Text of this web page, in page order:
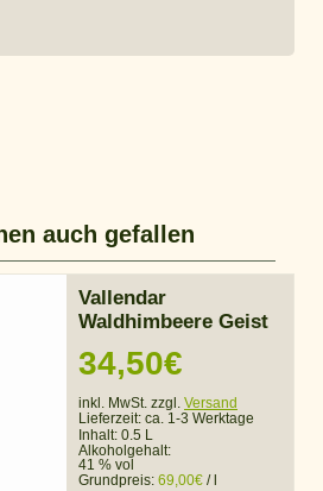
auch gefallen
Vallendar
Waldhimbeere Geist
34,50€
inkl. MwSt. zzgl. Versand
Lieferzeit: ca. 1-3 Werktage
Inhalt: 0.5 L
Alkoholgehalt:
41 % vol
Grundpreis: 69,00€ /